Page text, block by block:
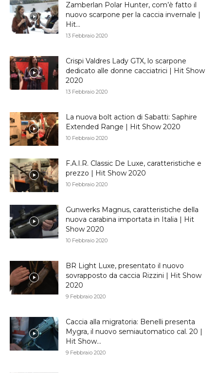
Zamberlan Polar Hunter, com’è fatto il
nuovo scarpone per la caccia invernale |
Hit...
13 Febbraio 2020
Crispi Valdres Lady GTX, lo scarpone
dedicato alle donne cacciatrici | Hit Show
2020
13 Febbraio 2020
La nuova bolt action di Sabatti: Saphire
Extended Range | Hit Show 2020
10 Febbraio 2020
F.A.I.R. Classic De Luxe, caratteristiche e
prezzo | Hit Show 2020
10 Febbraio 2020
Gunwerks Magnus, caratteristiche della
nuova carabina importata in Italia | Hit
Show 2020
10 Febbraio 2020
BR Light Luxe, presentato il nuovo
sovrapposto da caccia Rizzini | Hit Show
2020
9 Febbraio 2020
Caccia alla migratoria: Benelli presenta
Mygra, il nuovo semiautomatico cal. 20 |
Hit Show...
9 Febbraio 2020